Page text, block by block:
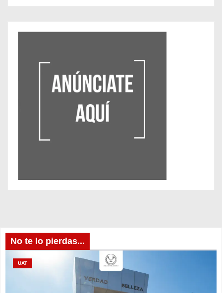
No te lo pierdas...
UAT